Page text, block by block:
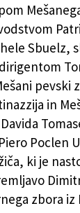
Sbuelz,
pevski
in
Poclen
ki je
zbora iz